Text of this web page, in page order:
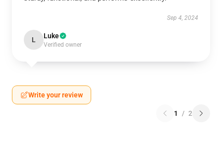
Sep 4, 2024
L Luke
Verified owner
Write your review
1 / 2